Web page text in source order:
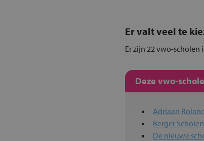
Er valt veel te
Er zijn 22 vwo-
Deze vwo-
Adriaan
Berger
De nieuwe